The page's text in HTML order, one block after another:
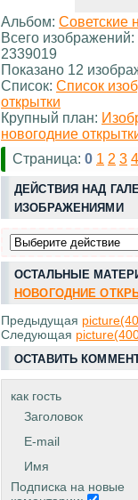
Альбом: Советские
Всего
2339019
Показано 12
Список: Список
открытки
Крупный план:
новогодние
Страница: 0 1 2 3 4
ДЕЙСТВИЯ НАД
ИЗОБРАЖЕНИЯМИ
ОСТАЛЬНЫЕ
НОВОГОДНИЕ
Предыдущая
Следующая
ОСТАВИТЬ
как гость
Заголовок
E-mail
Имя
Подписка на новые